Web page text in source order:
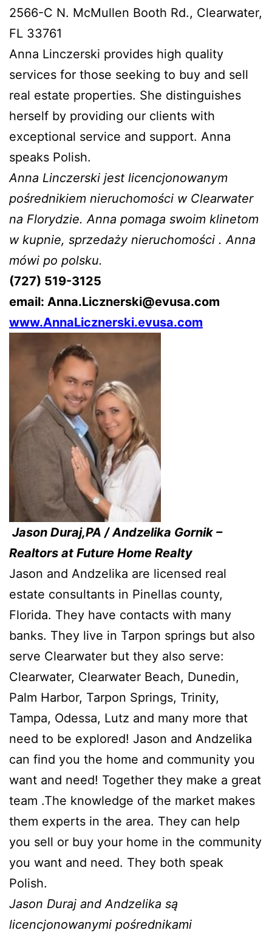
2566-C N. McMullen Booth Rd., Clearwater,
FL 33761
Anna Linczerski provides high quality
services for those seeking to buy and sell
real estate properties. She distinguishes
herself by providing our clients with
exceptional service and support. Anna
speaks Polish.
Anna Linczerski jest licencjonowanym
pośrednikiem nieruchomości w Clearwater
na Florydzie. Anna pomaga swoim klinetom
w kupnie, sprzedaży nieruchomości . Anna
mówi po polsku.
(727) 519-3125
email: Anna.Licznerski@evusa.com
www.AnnaLicznerski.evusa.com
Jason Duraj,PA / Andzelika Gornik –
Realtors at Future Home Realty
Jason and Andzelika are licensed real
estate consultants in Pinellas county,
Florida. They have contacts with many
banks. They live in Tarpon springs but also
serve Clearwater but they also serve:
Clearwater, Clearwater Beach, Dunedin,
Palm Harbor, Tarpon Springs, Trinity,
Tampa, Odessa, Lutz and many more that
need to be explored! Jason and Andzelika
can find you the home and community you
want and need! Together they make a great
team .The knowledge of the market makes
them experts in the area. They can help
you sell or buy your home in the community
you want and need. They both speak
Polish.
Jason Duraj and Andzelika są
licencjonowanymi pośrednikami